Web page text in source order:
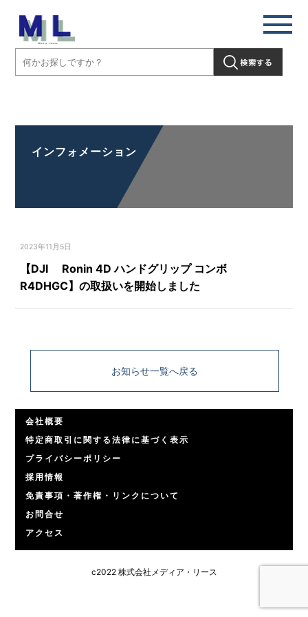
インフォメーション
2023年11月5日
【DJI Ronin 4D ハンドグリップ コンボ
R4DHGC】の取扱いを開始しました
お知らせ一覧へ戻る
会社概要
特定商取引に関する法律に基づく表示
プライバシーポリシー
採用情報
免責事項・著作権・リンクについて
お問合せ
アクセス
c2022 株式会社メディア・リース